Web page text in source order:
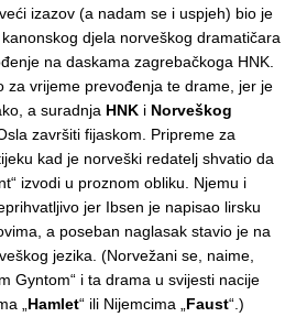
izazov (a nadam se i uspjeh) bio je
kanonskog djela norveškog dramatičara
na daskama zagrebačkoga HNK.
za vrijeme prevođenja te drame, jer je
a suradnja HNK i Norveškog
završiti fijaskom. Pripreme za
kad je norveški redatelj shvatio da
izvodi u proznom obliku. Njemu i
jer Ibsen je napisao lirsku
a poseban naglasak stavio je na
jezika. (Norvežani se, naime,
Gyntom“ i ta drama u svijesti nacije
„ Hamlet“ ili Nijemcima „ Faust“.)